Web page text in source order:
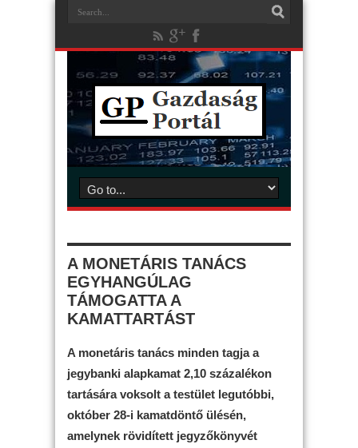
A MONETÁRIS TANÁCS
EGYHANGÚLAG
TÁMOGATTA A
KAMATTARTÁST
A monetáris tanács minden tagja a
jegybanki alapkamat 2,10 százalékon
tartására voksolt a testület legutóbbi,
október 28-i kamatdöntő ülésén,
amelynek rövidített jegyzőkönyvét